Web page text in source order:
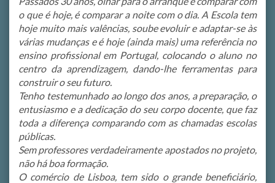
o que é hoje, é comparar a noite com o dia. A Escola tem
hoje muito mais valências, soube evoluir e adaptar-se às
várias mudanças e é hoje (ainda mais) uma referência no
ensino profissional em Portugal, colocando o aluno no
centro da aprendizagem, dando-lhe ferramentas para
construir o seu futuro.
Tenho testemunhado ao longo dos anos, a preparação, o
entusiasmo e a dedicação do seu corpo docente, que faz
toda a diferença comparando com as chamadas escolas
públicas.
Sem professores verdadeiramente apostados no projeto,
não há boa formação.
O comércio de Lisboa, tem sido o grande beneficiário,